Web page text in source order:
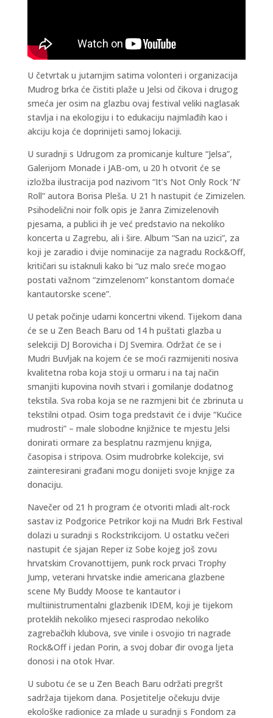
U četvrtak u jutarnjim satima volonteri i organizacija
Mudrog brka će čistiti plaže u Jelsi od čikova i drugog
smeća jer osim na glazbu ovaj festival veliki naglasak
stavlja i na ekologiju i to edukaciju najmlađih kao i
akciju koja će doprinijeti samoj lokaciji.
U suradnji s Udrugom za promicanje kulture “Jelsa”,
Galerijom Monade i JAB-om, u 20 h otvorit će se
izložba ilustracija pod nazivom “It’s Not Only Rock ‘N’
Roll” autora Borisa Pleša. U 21 h nastupit će Zimizelen.
Psihodelični noir folk opis je žanra Zimizelenovih
pjesama, a publici ih je već predstavio na nekoliko
koncerta u Zagrebu, ali i šire. Album “San na uzici”, za
koji je zaradio i dvije nominacije za nagradu Rock&Off,
kritičari su istaknuli kako bi “uz malo sreće mogao
postati važnom “zimzelenom” konstantom domaće
kantautorske scene”.
U petak počinje udarni koncertni vikend. Tijekom dana
će se u Zen Beach Baru od 14 h puštati glazba u
selekciji DJ Borovicha i DJ Svemira. Održat će se i
Mudri Buvljak na kojem će se moći razmijeniti nosiva
kvalitetna roba koja stoji u ormaru i na taj način
smanjiti kupovina novih stvari i gomilanje dodatnog
tekstila. Sva roba koja se ne razmjeni bit će zbrinuta u
tekstilni otpad. Osim toga predstavit će i dvije “Kućice
mudrosti” – male slobodne knjižnice te mjestu Jelsi
donirati ormare za besplatnu razmjenu knjiga,
časopisa i stripova. Osim mudrobrke kolekcije, svi
zainteresirani građani mogu donijeti svoje knjige za
donaciju.
Navečer od 21 h program će otvoriti mladi alt-rock
sastav iz Podgorice Petrikor koji na Mudri Brk Festival
dolazi u suradnji s Rockstrikcijom. U ostatku večeri
nastupit će sjajan Reper iz Sobe kojeg još zovu
hrvatskim Crovanottijem, punk rock prvaci Trophy
Jump, veterani hrvatske indie americana glazbene
scene My Buddy Moose te kantautor i
multiinistrumentalni glazbenik IDEM, koji je tijekom
proteklih nekoliko mjeseci rasprodao nekoliko
zagrebačkih klubova, sve vinile i osvojio tri nagrade
Rock&Off i jedan Porin, a svoj dobar đir ovoga ljeta
donosi i na otok Hvar.
U subotu će se u Zen Beach Baru održati pregršt
sadržaja tijekom dana. Posjetitelje očekuju dvije
ekološke radionice za mlade u suradnji s Fondom za